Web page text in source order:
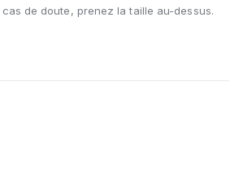
de doute, prenez la taille au-dessus.